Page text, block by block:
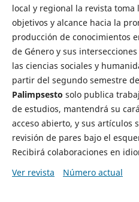
local y regional la revista toma
objetivos y alcance hacia la
producción de conocimientos
de Género y sus
las ciencias sociales y
partir del segundo semestre
Palimpsesto solo publica
de estudios, mantendrá su
acceso abierto, y sus artículos
revisión de pares bajo el
Recibirá colaboraciones en
Ver revista
Número actual